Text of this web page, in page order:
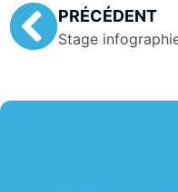
PRÉCÉDENT
Stage